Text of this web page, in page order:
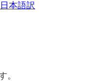
本語訳
。